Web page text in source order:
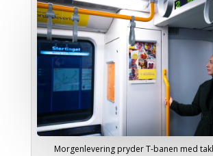
Morgenlevering pryder T-banen med